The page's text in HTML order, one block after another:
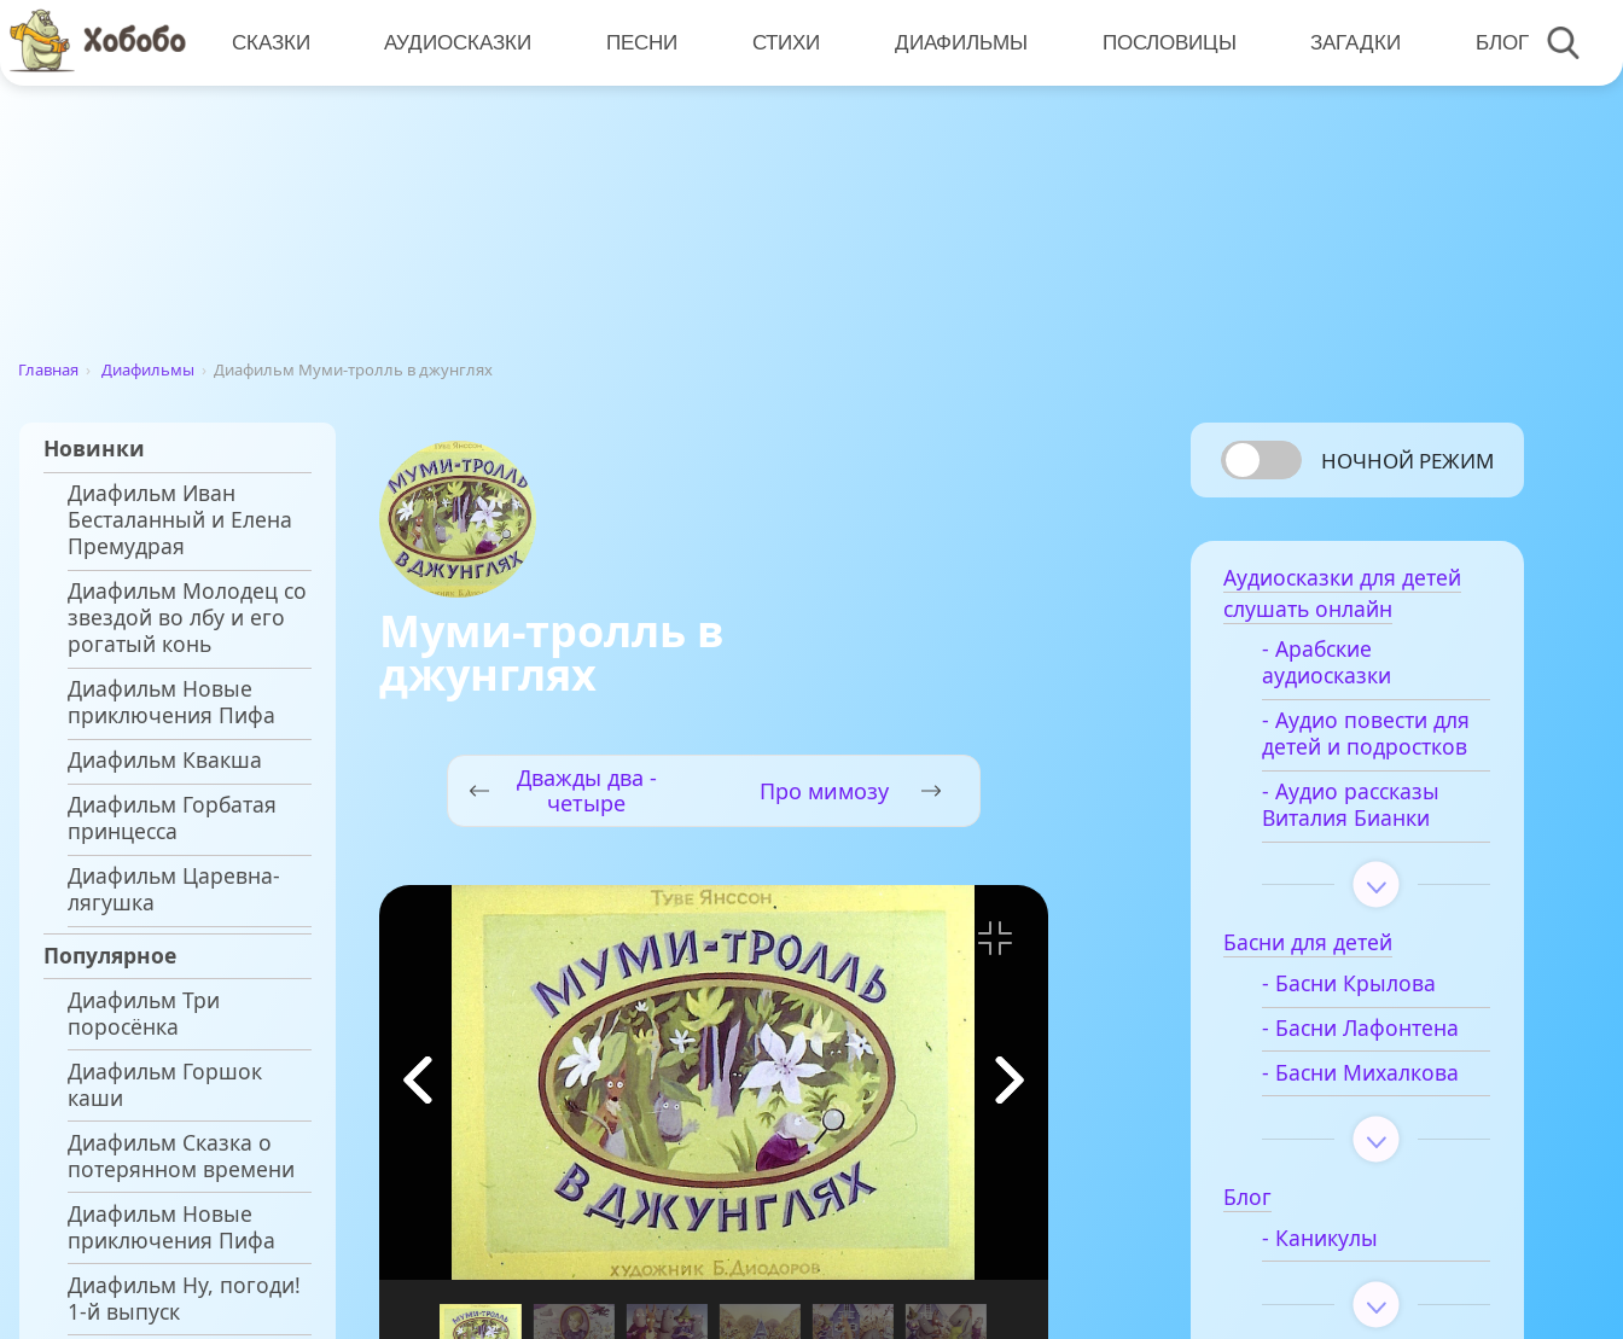
СКАЗКИ АУДИОСКАЗКИ ПЕСНИ СТИХИ ДИАФИЛЬМЫ ПОСЛОВИЦЫ ЗАГАДКИ БЛОГ
Главная › Диафильмы › Диафильм Муми-тролль в джунглях
Новинки
Диафильм Иван
Бесталанный и Елена
Премудрая
Диафильм Молодец со
звездой во лбу и его
рогатый конь
Диафильм Новые
приключения Пифа
Диафильм Квакша
Диафильм Горбатая
принцесса
Диафильм Царевна-
лягушка
Популярное
Диафильм Три
поросёнка
Диафильм Горшок
каши
Диафильм Сказка о
потерянном времени
Диафильм Новые
приключения Пифа
Диафильм Ну, погоди!
1-й выпуск
Муми-тролль в
джунглях
Дважды два -
четыре
Про мимозу
НОЧНОЙ РЕЖИМ
Аудиосказки для детей
слушать онлайн
- Арабские
аудиосказки
- Аудио повести для
детей и подростков
- Аудио рассказы
Виталия Бианки
Басни для детей
- Басни Крылова
- Басни Лафонтена
- Басни Михалкова
Блог
- Каникулы